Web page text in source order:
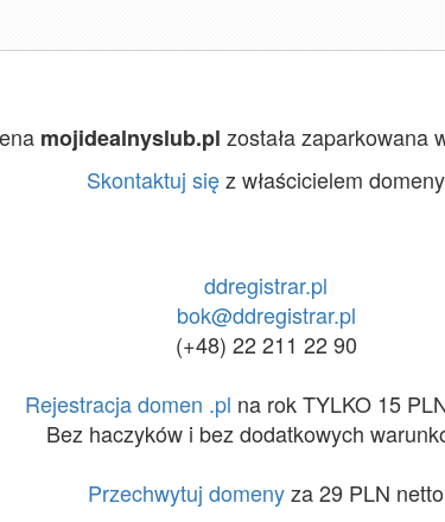
mojidealnyslub.pl została zaparkowana
Skontaktuj sięz właścicielem domeny
ddregistrar.pl
bok@ddregistrar.pl
(+48) 22 211 22 90
Rejestracja domen .pl na rok TYLKO 15
Bez haczyków i bez dodatkowych
Przechwytuj domenyza 29 PLN netto